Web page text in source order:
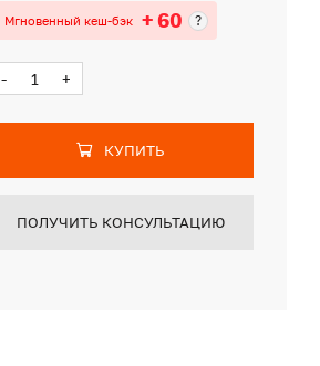
Мгновенный кеш-бэк + 60 ?
- +
КУПИТЬ
ПОЛУЧИТЬ КОНСУЛЬТАЦИЮ